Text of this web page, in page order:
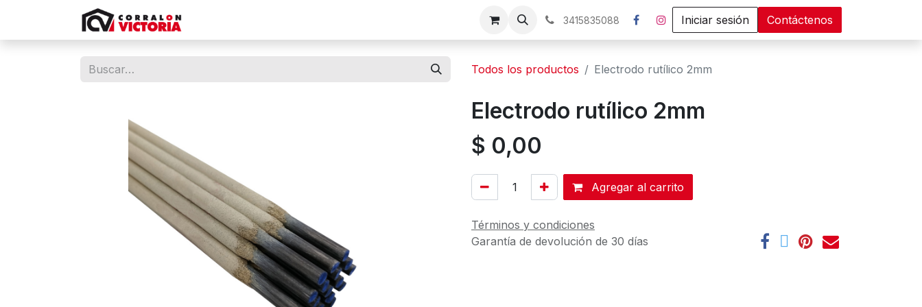
3415835088 Iniciar sesión Contáctenos
Todos los productos Electrodo rutílico 2mm
Electrodo rutílico 2mm
$ 0,00
Agregar al carrito
Términos y condiciones
Garantía de devolución de 30 días